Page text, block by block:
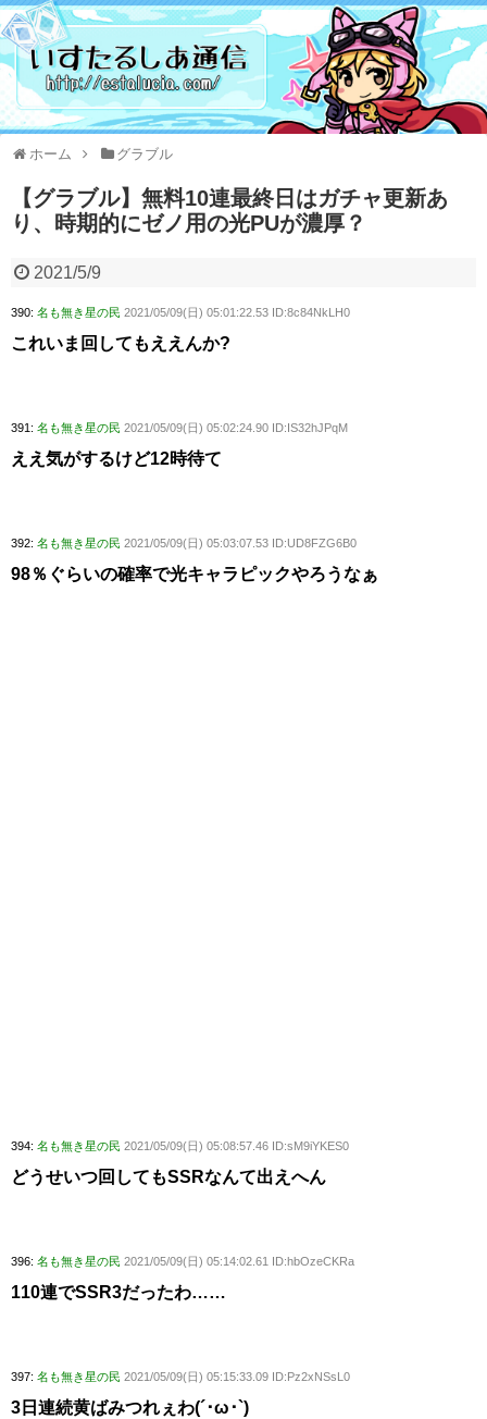
ホーム グラブル
【グラブル】無料10連最終日はガチャ更新あ
り、時期的にゼノ用の光PUが濃厚？
2021/5/9
390: 名も無き星の民 2021/05/09(日) 05:01:22.53 ID:8c84NkLH0
これいま回してもええんか?
391: 名も無き星の民 2021/05/09(日) 05:02:24.90 ID:IS32hJPqM
ええ気がするけど12時待て
392: 名も無き星の民 2021/05/09(日) 05:03:07.53 ID:UD8FZG6B0
98％ぐらいの確率で光キャラピックやろうなぁ
394: 名も無き星の民 2021/05/09(日) 05:08:57.46 ID:sM9iYKES0
どうせいつ回してもSSRなんて出えへん
396: 名も無き星の民 2021/05/09(日) 05:14:02.61 ID:hbOzeCKRa
110連でSSR3だったわ……
397: 名も無き星の民 2021/05/09(日) 05:15:33.09 ID:Pz2xNSsL0
3日連続黄ばみつれぇわ(´･ω･`)